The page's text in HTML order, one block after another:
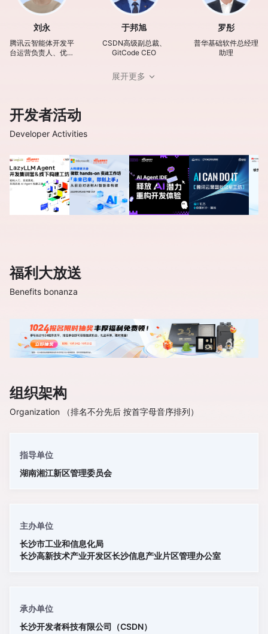
刘永
腾讯云智能体开发平
台运营负责人、优图
于邦旭
CSDN高级副总裁、
GitCode CEO
罗彤
普华基础软件总经理
助理
展开更多
开发者活动
Developer Activities
福利大放送
Benefits bonanza
组织架构
Organization （排名不分先后 按首字母音序排列）
指导单位
湖南湘江新区管理委员会
主办单位
长沙市工业和信息化局
长沙高新技术产业开发区长沙信息产业片区管理办公室
承办单位
长沙开发者科技有限公司（CSDN）